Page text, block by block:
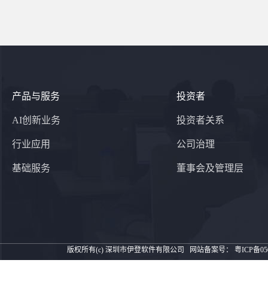
产品与服务
AI创新业务
行业应用
基础服务
投资者
投资者关系
公司治理
董事会及管理层
版权所有(c) 深圳市伊登软件有限公司 网站备案号： 粤ICP备